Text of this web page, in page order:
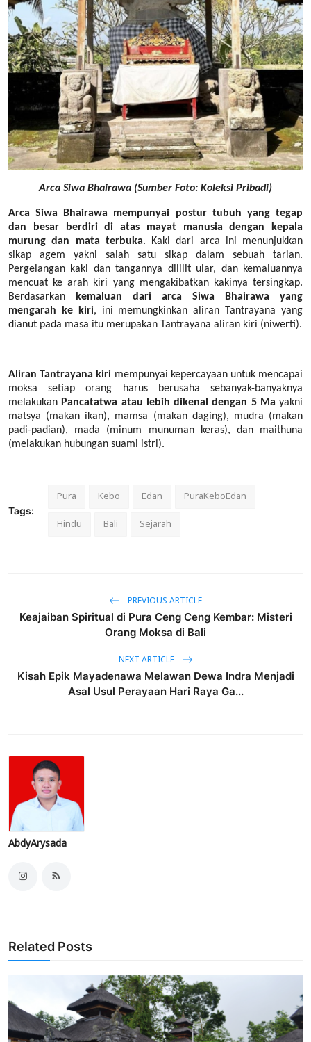
Arca Siwa Bhairawa (Sumber Foto: Koleksi Pribadi)
Arca Siwa Bhairawa mempunyai postur tubuh yang tegap
dan besar berdiri di atas mayat manusia dengan kepala
murung dan mata terbuka. Kaki dari arca ini menunjukkan
sikap agem yakni salah satu sikap dalam sebuah tarian.
Pergelangan kaki dan tangannya dililit ular, dan kemaluannya
mencuat ke arah kiri yang mengakibatkan kakinya tersingkap.
Berdasarkan kemaluan dari arca Siwa Bhairawa yang
mengarah ke kiri, ini memungkinkan aliran Tantrayana yang
dianut pada masa itu merupakan Tantrayana aliran kiri (niwerti).
Aliran Tantrayana kiri mempunyai kepercayaan untuk mencapai
moksa setiap orang harus berusaha sebanyak-banyaknya
melakukan Pancatatwa atau lebih dikenal dengan 5 Ma yakni
matsya (makan ikan), mamsa (makan daging), mudra (makan
padi-padian), mada (minum munuman keras), dan maithuna
(melakukan hubungan suami istri).
Tags:
Pura Kebo Edan
PuraKeboEdan
Hindu
Bali Sejarah
PREVIOUS ARTICLE
Keajaiban Spiritual di Pura Ceng Ceng Kembar: Misteri
Orang Moksa di Bali
NEXT ARTICLE
Kisah Epik Mayadenawa Melawan Dewa Indra Menjadi
Asal Usul Perayaan Hari Raya Ga...
AbdyArysada
Related Posts